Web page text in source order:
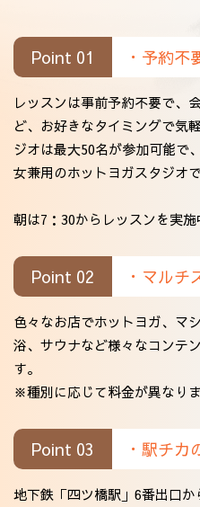
Point 01 ・予約不
レッスンは事前予約不要で、
ど、お好きなタイミングで気
ジオは最大50名が参加可能で
女兼用のホットヨガスタジオで
朝は7：30からレッスンを実施
Point 02 ・マルチ
色々なお店でホットヨガ、マ
浴、サウナなど様々なコンテ
す。
※種別に応じて料金が異なりま
Point 03 ・駅チカ
地下鉄「四ツ橋駅」6番出口